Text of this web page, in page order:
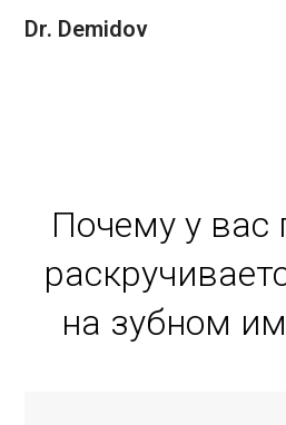
Dr. Demidov
Почему у вас
на зубном